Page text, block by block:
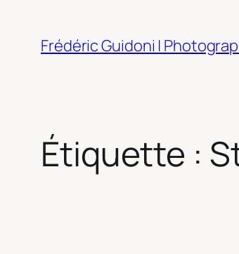
contenu
Frédéric Guidoni |
Étiquette :